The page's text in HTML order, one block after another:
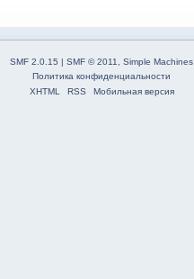
SMF 2.0.15 |SMF © 2011 ,Simple Machines
Политика конфиденциальности
XHTML
RSS Мобильная версия